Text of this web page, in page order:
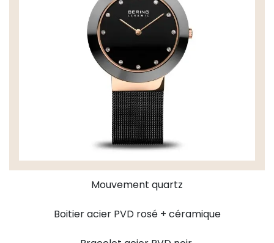
Mouvement quartz
Boitier acier PVD rosé + céramique